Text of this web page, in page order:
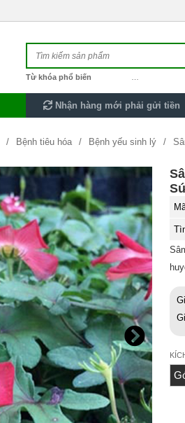
Từ khóa phổ biến
Nhận hàng mới phải gửi tiền
Bệnh tiêu hóa Bệnh yếu sinh lý